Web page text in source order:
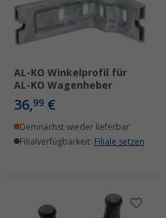
AL-KO Winkelprofil für
AL-KO Wagenheber
36,99 €
Demnächst wieder lieferbar
Filialverfügbarkeit: Filiale setzen